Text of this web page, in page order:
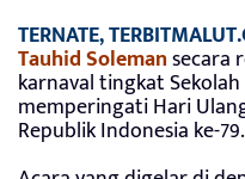
TERNATE,
Tauhid Solemansecara
karnaval tingkat
memperingati Hari
Republik Indonesia ke-79.